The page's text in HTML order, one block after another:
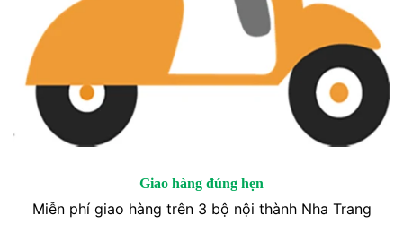
Giao hàng đúng hẹn
Miễn phí giao hàng trên 3 bộ nội thành Nha Trang